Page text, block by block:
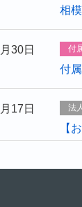
相
30日 付
付
17日 法
【